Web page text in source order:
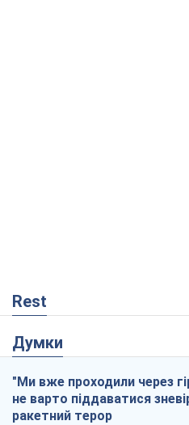
Rest
Думки
"Ми вже проходили через
не варто піддаватися
ракетний терор